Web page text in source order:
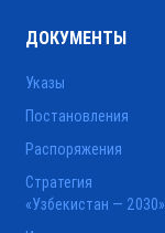
ДОКУМЕНТЫ
Указы
Постановления
Распоряжения
Стратегия
«Узбекистан — 2030»